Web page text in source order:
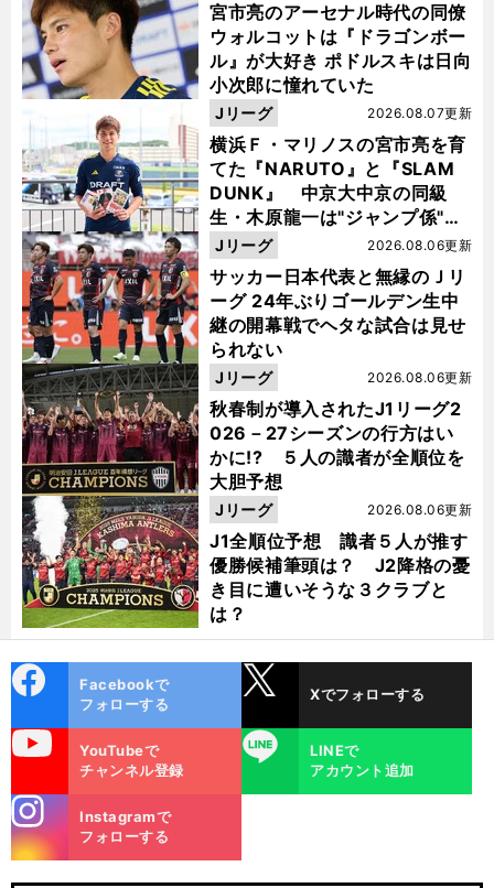
宮市亮のアーセナル時代の同僚
ウォルコットは『ドラゴンボー
ル』が大好き ポドルスキは日向
小次郎に憧れていた
横浜Ｆ・マリノスの宮市亮を育
てた『NARUTO』と『SLAM
DUNK』 中京大中京の同級
生・木原龍一は"ジャンプ係"だ
った
2026.08.07更新
Jリーグ
サッカー日本代表と無縁のＪリ
ーグ 24年ぶりゴールデン生中
継の開幕戦でヘタな試合は見せ
られない
2026.08.06更新
Jリーグ
秋春制が導入されたJ1リーグ2
026－27シーズンの行方はい
かに!? ５人の識者が全順位を
大胆予想
2026.08.06更新
Jリーグ
J1全順位予想 識者５人が推す
優勝候補筆頭は？ J2降格の憂
き目に遭いそうな３クラブと
は？
2026.08.06更新
Jリーグ
ok
Facebookで
フォローする
Xでフォローする
YouTubeで
チャンネル登録
LINE
LINEで
アカウント追加
m
Instagramで
フォローする